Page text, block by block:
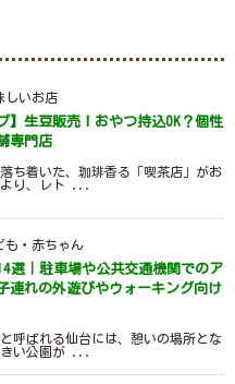
しいお店
】生豆販売！おやつ持込OK？個性
専門店
ち着いた、珈琲香る「喫茶店」がお
り、レト ...
も・赤ちゃん
選｜駐車場や公共交通機関でのア
連れの外遊びやウォーキング向け
呼ばれる仙台には、憩いの場所とな
い公園が ...